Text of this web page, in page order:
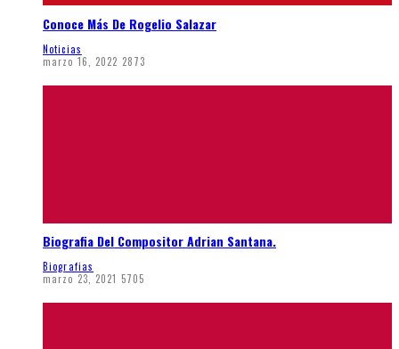
Conoce Más De Rogelio Salazar
Noticias
marzo 16, 2022 2873
Biografia Del Compositor Adrian Santana.
Biografias
marzo 23, 2021 5705